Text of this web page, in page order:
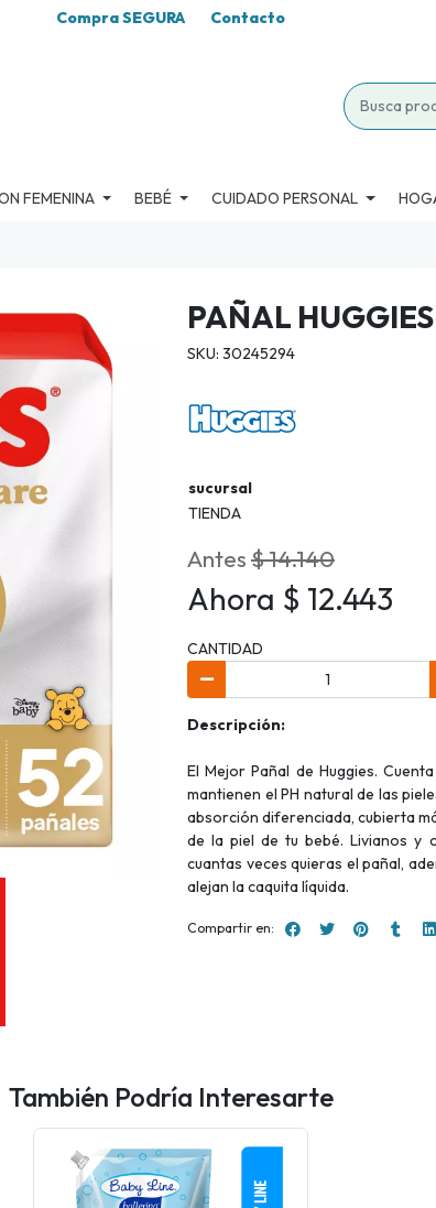
Compra SEGURA Contacto
FEMENINA BEBÉ CUIDADO PERSONAL
PAÑAL
SKU: 30245294
sucursal
TIENDA
Antes$ 14.140
Ahora $ 12.443
CANTIDAD
Descripción:
El Mejor Pañal de Huggies.
mantienen el PH natural de las
absorción diferenciada, cubierta
de la piel de tu bebé. Livianos y
cuantas veces quieras el pañal,
alejan la caquita líquida.
Compartir en:
También Podría Interesarte